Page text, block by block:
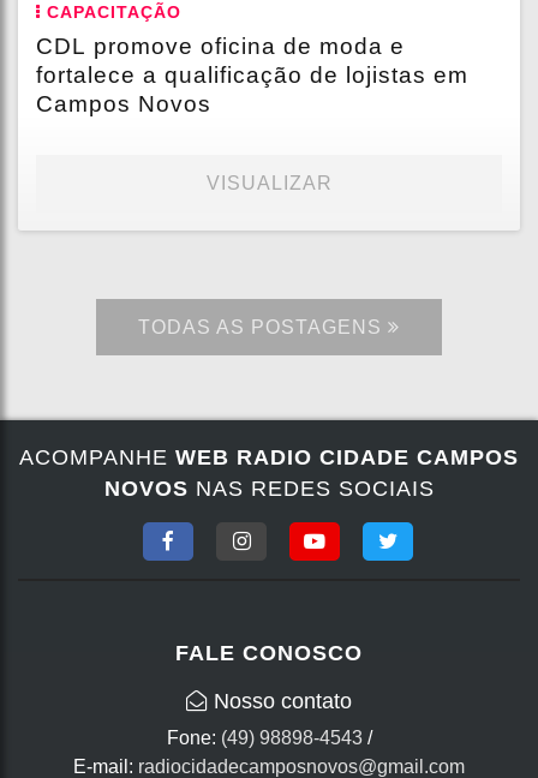
CAPACITAÇÃO
CDL promove oficina de moda e
fortalece a qualificação de lojistas em
Campos Novos
VISUALIZAR
TODAS AS POSTAGENS
ACOMPANHE WEB RADIO CIDADE CAMPOS
NOVOS NAS REDES SOCIAIS
FALE CONOSCO
Nosso contato
Fone: (49) 98898-4543/
E-mail: radiocidadecamposnovos@gmail.com